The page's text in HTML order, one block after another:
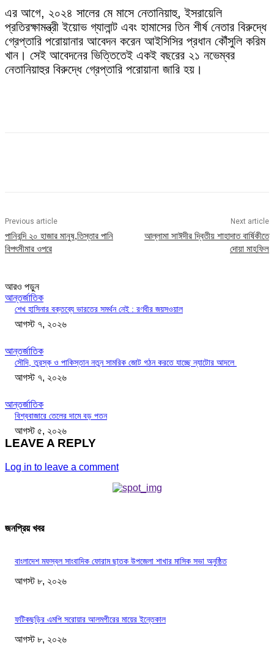
এর আগে, ২০২৪ সালের মে মাসে নেতানিয়াহু, ইসরায়েলি
প্রতিরক্ষামন্ত্রী ইয়োভ গ্যালান্ট এবং হামাসের তিন শীর্ষ নেতার বিরুদ্ধে
গ্রেপ্তারি পরোয়ানার আবেদন করেন আইসিসির প্রধান কৌঁসুলি করিম
খান। সেই আবেদনের ভিত্তিতেই একই বছরের ২১ নভেম্বর
নেতানিয়াহুর বিরুদ্ধে গ্রেপ্তারি পরোয়ানা জারি হয়।
Previous article
পানিবন্দি ২০ হাজার মানুষ,তিস্তার পানি
বিপৎসীমার ওপরে
Next article
আল্লামা সাঈদীর দ্বিতীয় শাহাদাত বার্ষিকীতে
দোয়া মাহফিল
আরও পড়ুন
আন্তর্জাতিক
শেখ হাসিনার বক্তব্যে ভারতের সমর্থন নেই : রণধীর জয়সওয়াল
আগস্ট ৭, ২০২৬
আন্তর্জাতিক
সৌদি, তুরস্ক ও পাকিস্তান নতুন সামরিক জোট গঠন করতে যাচ্ছে ন্যাটোর আদলে
আগস্ট ৭, ২০২৬
আন্তর্জাতিক
বিশ্ববাজারে তেলের দামে বড় পতন
আগস্ট ৫, ২০২৬
LEAVE A REPLY
Log in to leave a comment
জনপ্রিয় খবর
বাংলাদেশ মফস্বল সাংবাদিক ফোরাম ছাতক উপজেলা শাখার মাসিক সভা অনুষ্ঠিত
আগস্ট ৮, ২০২৬
ফটিকছড়ির এমপি সরোয়ার আলমগীরের মায়ের ইন্তেকাল
আগস্ট ৮, ২০২৬